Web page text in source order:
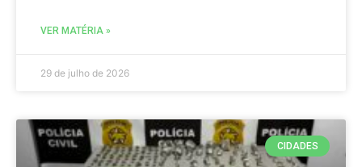
VER MATÉRIA »
29 de julho de 2026
CIDADES